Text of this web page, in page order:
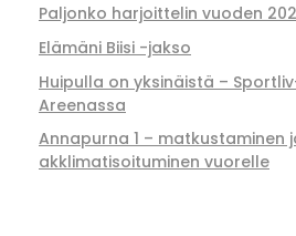
Paljonko harjoittelin vuoden
Elämäni Biisi -jakso
Huipulla on yksinäistä –
Areenassa
Annapurna 1 – matkustaminen
akklimatisoituminen vuorelle